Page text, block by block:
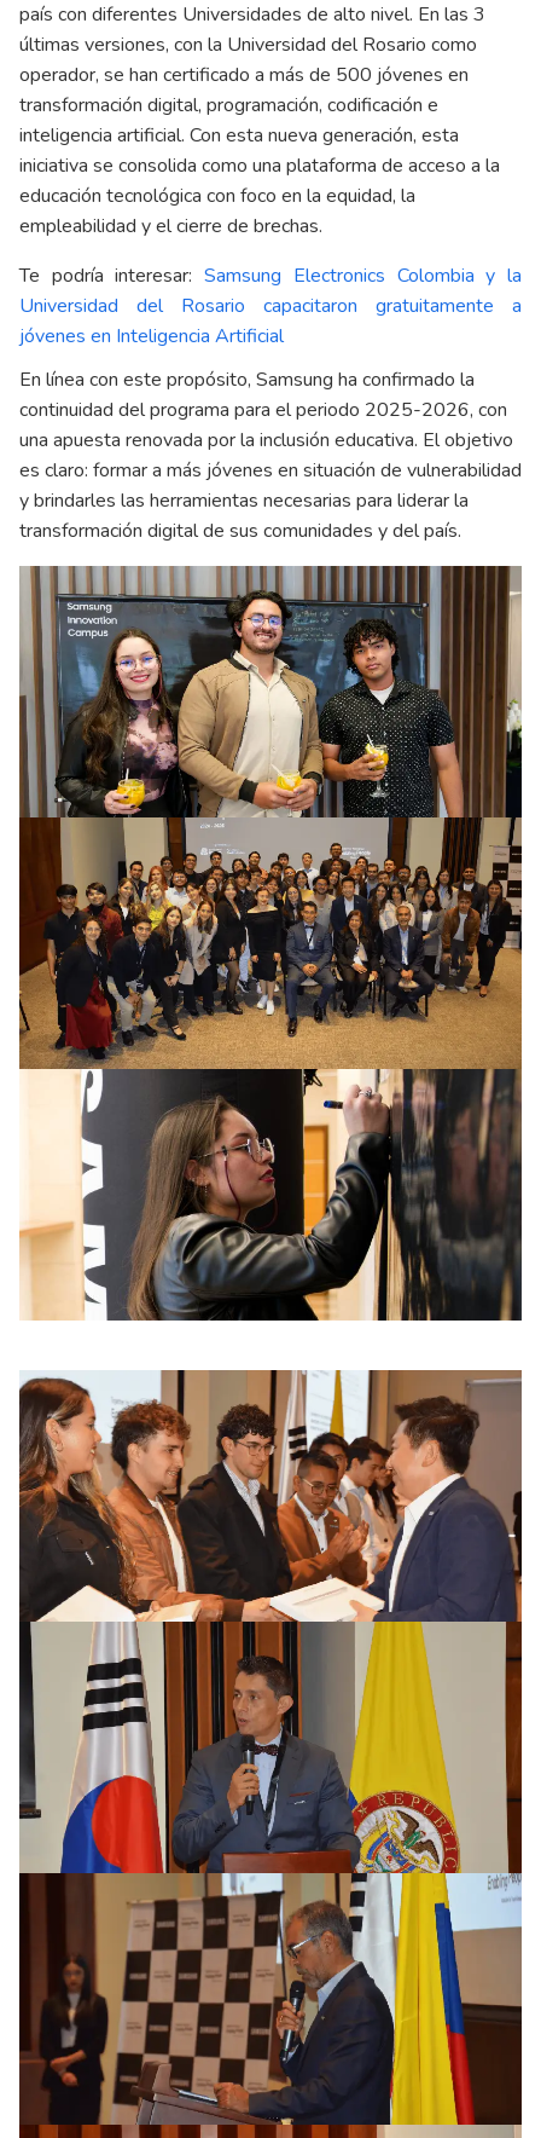
país con diferentes Universidades de alto nivel. En las 3
últimas versiones, con la Universidad del Rosario como
operador, se han certificado a más de 500 jóvenes en
transformación digital, programación, codificación e
inteligencia artificial. Con esta nueva generación, esta
iniciativa se consolida como una plataforma de acceso a la
educación tecnológica con foco en la equidad, la
empleabilidad y el cierre de brechas.
Te podría interesar: Samsung Electronics Colombia y la
Universidad del Rosario capacitaron gratuitamente a
jóvenes en Inteligencia Artificial
En línea con este propósito, Samsung ha confirmado la
continuidad del programa para el periodo 2025-2026, con
una apuesta renovada por la inclusión educativa. El objetivo
es claro: formar a más jóvenes en situación de vulnerabilidad
y brindarles las herramientas necesarias para liderar la
transformación digital de sus comunidades y del país.